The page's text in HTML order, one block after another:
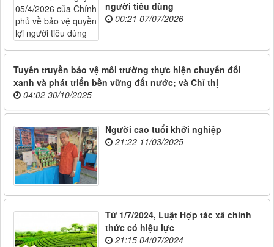
người tiêu dùng
00:21 07/07/2026
Tuyên truyền bảo vệ môi trường thực hiện chuyển đổi
xanh và phát triển bền vững đất nước; và Chỉ thị
04:02 30/10/2025
Người cao tuổi khởi nghiệp
21:22 11/03/2025
Từ 1/7/2024, Luật Hợp tác xã chính
thức có hiệu lực
21:15 04/07/2024